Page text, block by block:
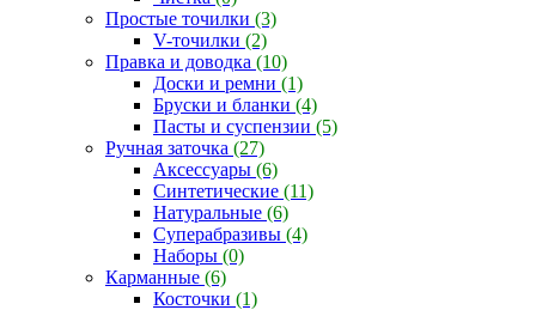
Простые точилки (3)
V-точилки (2)
Правка и доводка (10)
Доски и ремни (1)
Бруски и бланки (4)
Пасты и суспензии (5)
Ручная заточка (27)
Аксессуары (6)
Синтетические (11)
Натуральные (6)
Суперабразивы (4)
Наборы (0)
Карманные (6)
Косточки (1)